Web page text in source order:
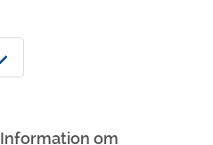
Information om